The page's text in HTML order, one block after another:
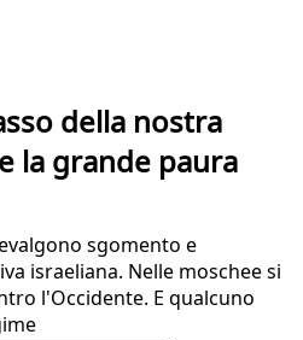
della nostra
la grande paura
sgomento e
israeliana. Nelle moschee si
l'Occidente. E qualcuno